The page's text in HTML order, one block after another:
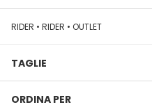
RIDER • RIDER • OUTLET
TAGLIE
ORDINA PER